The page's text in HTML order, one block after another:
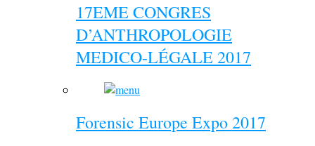
17EME CONGRES
D’ANTHROPOLOGIE
MEDICO-LÉGALE 2017
Forensic Europe Expo 2017